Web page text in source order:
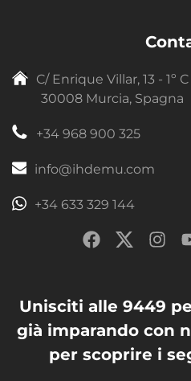
C/ Enrique Villar, 13 - 1º C
30008 Murcia, Spagna
+34 968 900 325
info@ihdemu.com
+34 633 329 144
Unisciti alle 9449
già imparando con
per scoprire i